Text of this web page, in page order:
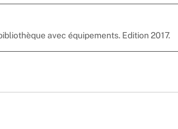
avec équipements. Edition 2017.